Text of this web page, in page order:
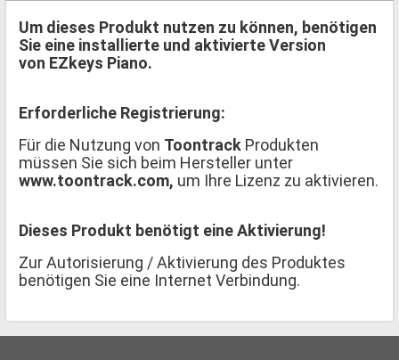
Um dieses Produkt nutzen zu können, benötigen
Sie eine installierte und aktivierte Version
von EZkeys Piano.
Erforderliche Registrierung:
Für die Nutzung von Toontrack Produkten
müssen Sie sich beim Hersteller unter
www.toontrack.com, um Ihre Lizenz zu aktivieren.
Dieses Produkt benötigt eine Aktivierung!
Zur Autorisierung / Aktivierung des Produktes
benötigen Sie eine Internet Verbindung.